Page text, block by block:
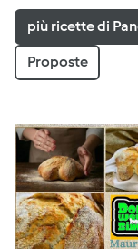
più ricette di
Proposte